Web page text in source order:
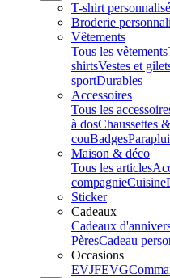
T-shirt personnalisé
Broderie
Vêtements
Tous les vêtements
shirtsVestes et
sportDurables
Accessoires
Tous les
à dosChaussettes
couBadges
Maison & déco
Tous les articles
compagnieCuisine
Sticker
Cadeaux
Cadeaux
PèresCadeau
Occasions
EVJFEVG